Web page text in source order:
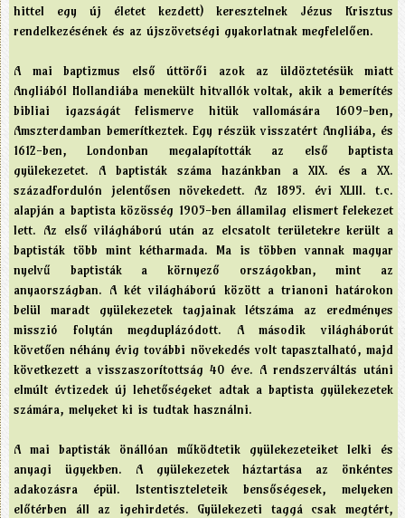
hittel egy új életet kezdett) keresztelnek Jézus Krisztus
rendelkezésének és az újszövetségi gyakorlatnak megfelelően.
A mai baptizmus első úttörői azok az üldöztetésük miatt
Angliából Hollandiába menekült hitvallók voltak, akik a bemerítés
bibliai igazságát felismerve hitük vallomására 1609-ben,
Amszterdamban bemerítkeztek. Egy részük visszatért Angliába, és
1612-ben, Londonban megalapították az első baptista
gyülekezetet. A baptisták száma hazánkban a XIX. és a XX.
századfordulón jelentősen növekedett. Az 1895. évi XLIII. t.c.
alapján a baptista közösség 1905-ben államilag elismert felekezet
lett. Az első világháború után az elcsatolt területekre került a
baptisták több mint kétharmada. Ma is többen vannak magyar
nyelvű baptisták a környező országokban, mint az
anyaországban. A két világháború között a trianoni határokon
belül maradt gyülekezetek tagjainak létszáma az eredményes
misszió folytán megduplázódott. A második világháborút
követően néhány évig további növekedés volt tapasztalható, majd
következett a visszaszorítottság 40 éve. A rendszerváltás utáni
elmúlt évtizedek új lehetőségeket adtak a baptista gyülekezetek
számára, melyeket ki is tudtak használni.
A mai baptisták önállóan működtetik gyülekezeteiket lelki és
anyagi ügyekben. A gyülekezetek háztartása az önkéntes
adakozásra épül. Istentiszteleteik bensőségesek, melyeken
előtérben áll az igehirdetés. Gyülekezeti taggá csak megtért,